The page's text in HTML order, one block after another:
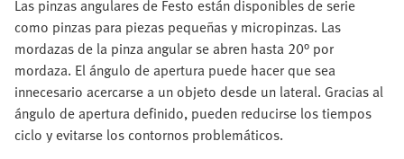
Las pinzas angulares de Festo están disponibles de serie
como pinzas para piezas pequeñas y micropinzas. Las
mordazas de la pinza angular se abren hasta 20° por
mordaza. El ángulo de apertura puede hacer que sea
innecesario acercarse a un objeto desde un lateral. Gracias al
ángulo de apertura definido, pueden reducirse los tiempos
ciclo y evitarse los contornos problemáticos.